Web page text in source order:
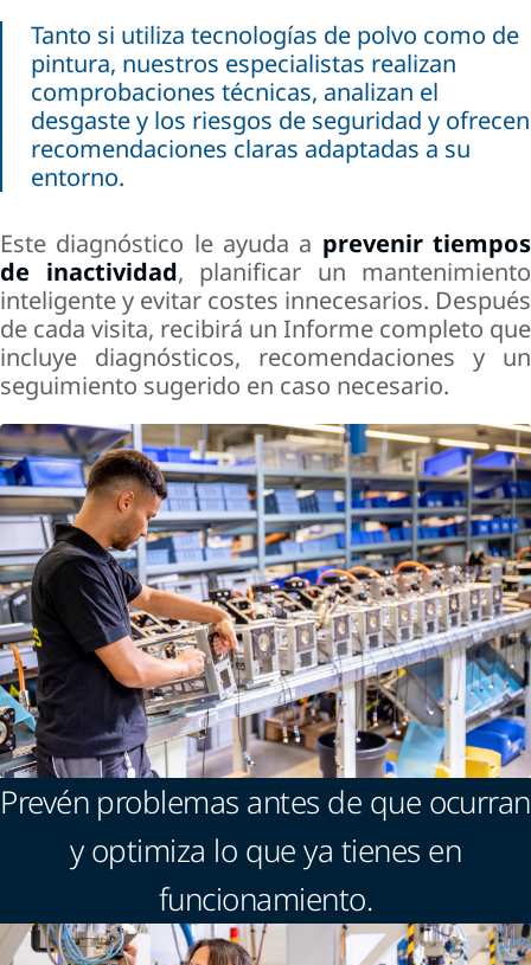
Tanto si utiliza tecnologías de polvo como de
pintura, nuestros especialistas realizan
comprobaciones técnicas, analizan el
desgaste y los riesgos de seguridad y ofrecen
recomendaciones claras adaptadas a su
entorno.
Este diagnóstico le ayuda a prevenir tiempos
de inactividad, planificar un mantenimiento
inteligente y evitar costes innecesarios. Después
de cada visita, recibirá un Informe completo que
incluye diagnósticos, recomendaciones y un
seguimiento sugerido en caso necesario.
Prevén problemas antes de que ocurran
y optimiza lo que ya tienes en
funcionamiento.